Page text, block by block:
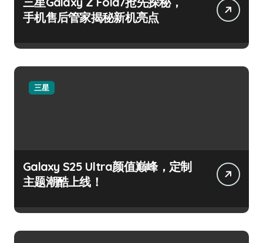
手机售后管家揭秘新机亮点
三星
Galaxy S25 Ultra颜值巅峰，定制
主题潮酷上线！